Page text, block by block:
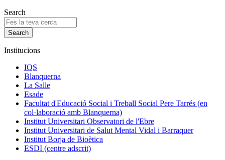
Search
Institucions
IQS
Blanquerna
La Salle
Esade
Facultat d'Educació Social i Treball Social Pere Tarrés (en
col·laboració amb Blanquerna)
Institut Universitari Observatori de l'Ebre
Institut Universitari de Salut Mental Vidal i Barraquer
Institut Borja de Bioètica
ESDI (centre adscrit)